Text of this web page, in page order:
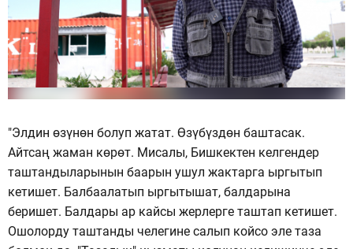
"Элдин өзүнөн болуп жатат. Өзүбүздөн баштасак.
Айтсаң жаман көрөт. Мисалы, Бишкектен келгендер
таштандыларынын баарын ушул жактарга ыргытып
кетишет. Балбаалатып ыргытышат, балдарына
беришет. Балдары ар кайсы жерлерге таштап кетишет.
Ошолорду таштанды челегине салып койсо эле таза